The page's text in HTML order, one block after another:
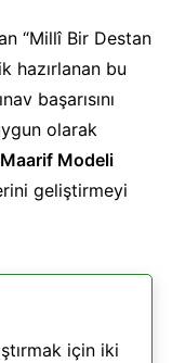
“Millî Bir Destan
hazırlanan bu
başarısını
olarak
Maarif Modeli
geliştirmeyi
için iki